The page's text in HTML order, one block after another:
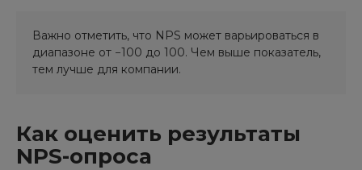
Важно отметить, что NPS может варьироваться в
диапазоне от −100 до 100. Чем выше показатель,
тем лучше для компании.
Как оценить результаты
NPS-опроса